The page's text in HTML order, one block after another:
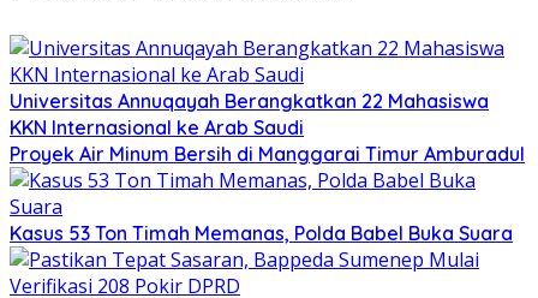
Universitas Annuqayah Berangkatkan 22 Mahasiswa
KKN Internasional ke Arab Saudi
Proyek Air Minum Bersih di Manggarai Timur Amburadul
Kasus 53 Ton Timah Memanas, Polda Babel Buka Suara